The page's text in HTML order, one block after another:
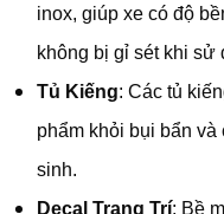
inox, giúp xe có độ
không bị gỉ sét khi sử
Tủ Kiếng: Các tủ
phẩm khỏi bụi bẩn
sinh.
Decal Trang Trí: Bề